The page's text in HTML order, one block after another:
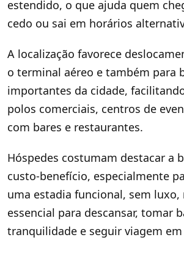
estendido, o que ajuda quem
cedo ou sai em horários
A localização favorece
o terminal aéreo e também para
importantes da cidade,
polos comerciais, centros de
com bares e restaurantes.
Hóspedes costumam destacar a
custo-benefício, especialmente
uma estadia funcional, sem luxo,
essencial para descansar, tomar
tranquilidade e seguir viagem em